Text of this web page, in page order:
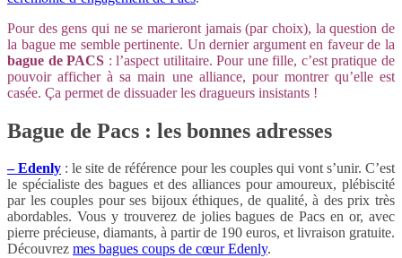
Pour des gens qui ne se marieront jamais (par choix), la question de
la bague me semble pertinente. Un dernier argument en faveur de la
bague de PACS : l’aspect utilitaire. Pour une fille, c’est pratique de
pouvoir afficher à sa main une alliance, pour montrer qu’elle est
casée. Ça permet de dissuader les dragueurs insistants !
Bague de Pacs : les bonnes adresses
– Edenly : le site de référence pour les couples qui vont s’unir. C’est
le spécialiste des bagues et des alliances pour amoureux, plébiscité
par les couples pour ses bijoux éthiques, de qualité, à des prix très
abordables. Vous y trouverez de jolies bagues de Pacs en or, avec
pierre précieuse, diamants, à partir de 190 euros, et livraison gratuite.
Découvrez mes bagues coups de cœur Edenly.